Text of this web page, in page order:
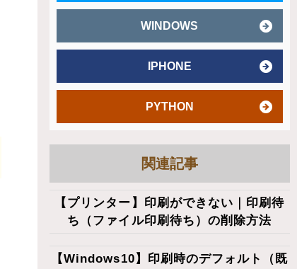
WINDOWS
IPHONE
PYTHON
関連記事
【プリンター】印刷ができない｜印刷待
ち（ファイル印刷待ち）の削除方法
【Windows10】印刷時のデフォルト（既